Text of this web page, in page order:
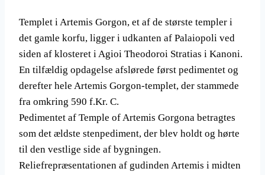
Templet i Artemis Gorgon, et af de største templer i
det gamle korfu, ligger i udkanten af ​​Palaiopoli ved
siden af ​​klosteret i Agioi Theodoroi Stratias i Kanoni.
En tilfældig opdagelse afslørede først pedimentet og
derefter hele Artemis Gorgon-templet, der stammede
fra omkring 590 f.Kr. C.
Pedimentet af Temple of Artemis Gorgona betragtes
som det ældste stenpediment, der blev holdt og hørte
til den vestlige side af bygningen.
Reliefrepræsentationen af ​​gudinden Artemis i midten